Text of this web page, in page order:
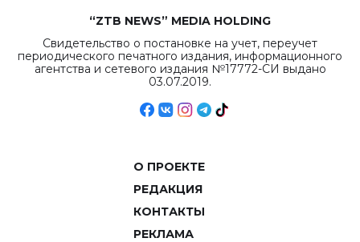
“ZTB NEWS” MEDIA HOLDING
Свидетельство о постановке на учет, переучет
периодического печатного издания, информационного
агентства и сетевого издания №17772-СИ выдано
03.07.2019.
О ПРОЕКТЕ
РЕДАКЦИЯ
КОНТАКТЫ
РЕКЛАМА